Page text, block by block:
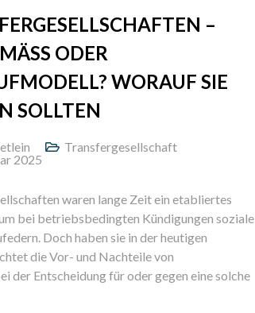
–
ODER A
WORAUF SIE A
Transfergesellschaft
2025
waren lange Zeit ein etabliertes
bei betriebsbedingten Kündigungen soziale
Doch haben sie in der heutigen
die Vor- und Nachteile von
der Entscheidung für oder gegen eine solche